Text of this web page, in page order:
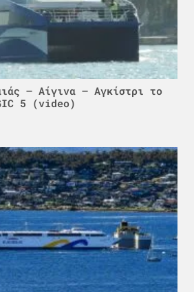
– Αίγινα – Αγκίστρι το
5 (video)